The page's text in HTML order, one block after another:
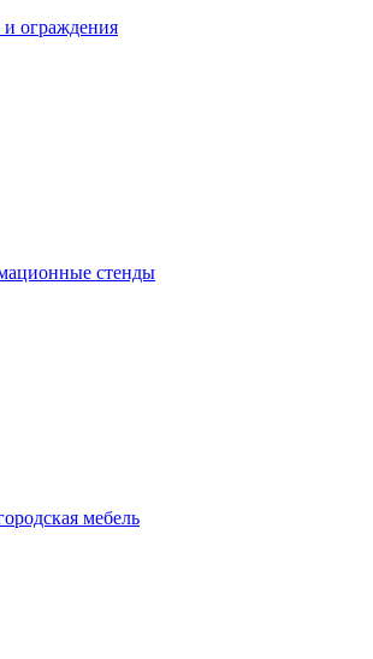
ограждения
стенды
мебель